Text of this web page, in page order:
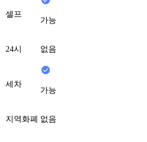
셀프
가능
24시 없음
세차
가능
지역화폐 없음